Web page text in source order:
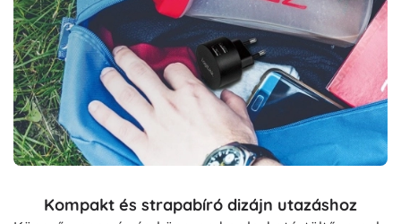
Kompakt és strapabíró dizájn utazáshoz